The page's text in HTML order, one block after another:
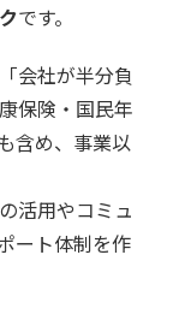
です。
会社が半分負
保険・国民年
含め、事業以
活用やコミュ
ート体制を作